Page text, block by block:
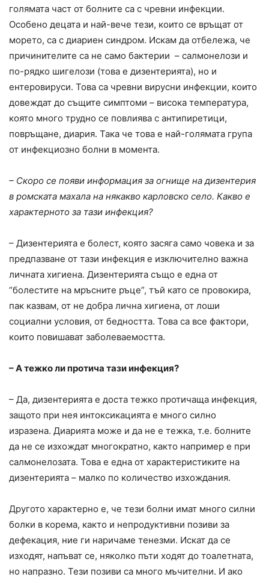
голямата част от болните са с чревни инфекции.
Особено децата и най-вече тези, които се връщат от
морето, са с диариен синдром. Искам да отбележа, че
причинителите са не само бактерии – салмонелози и
по-рядко шигелози (това е дизентерията), но и
ентеровируси. Това са чревни вирусни инфекции, които
довеждат до същите симптоми – висока температура,
която много трудно се повлиява с антипиретици,
повръщане, диария. Така че това е най-голямата група
от инфекциозно болни в момента.
– Скоро се появи информация за огнище на дизентерия
в ромската махала на някакво карловско село. Какво е
характерното за тази инфекция?
– Дизентерията е болест, която засяга само човека и за
предпазване от тази инфекция е изключително важна
личната хигиена. Дизентерията също е една от
“болестите на мръсните ръце”, тъй като се провокира,
пак казвам, от не добра лична хигиена, от лоши
социални условия, от бедността. Това са все фактори,
които повишават заболеваемостта.
– А тежко ли протича тази инфекция?
– Да, дизентерията е доста тежко протичаща инфекция,
защото при нея интоксикацията е много силно
изразена. Диарията може и да не е тежка, т.е. болните
да не се изхождат многократно, както например е при
салмонелозата. Това е една от характеристиките на
дизентерията – малко по количество изхождания.
Другото характерно е, че тези болни имат много силни
болки в корема, както и непродуктивни позиви за
дефекация, ние ги наричаме тенезми. Искат да се
изходят, напъват се, няколко пъти ходят до тоалетната,
но напразно. Тези позиви са много мъчителни. И ако